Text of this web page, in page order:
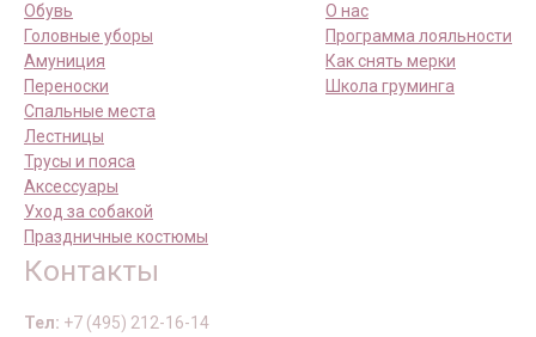
Обувь
Головные уборы
Амуниция
Переноски
Спальные места
Лестницы
Трусы и пояса
Аксессуары
Уход за собакой
Праздничные костюмы
О нас
Программа лояльности
Как снять мерки
Школа груминга
Контакты
Тел: +7 (495) 212-16-14